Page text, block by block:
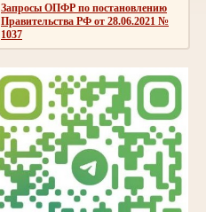
Запросы ОПФР по постановлению
Правительства РФ от 28.06.2021 №
1037